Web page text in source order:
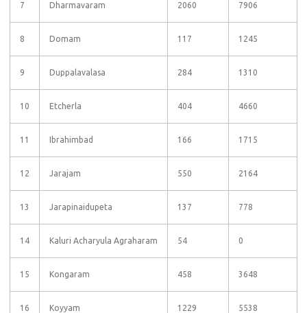
7 Dharmavaram 2060 7906
8 Domam 117 1245
9 Duppalavalasa 284 1310
10 Etcherla 404 4660
11 Ibrahimbad 166 1715
12 Jarajam 550 2164
13 Jarapinaidupeta 137 778
14 Kaluri Acharyula Agraharam 54 0
15 Kongaram 458 3648
16 Koyyam 1229 5538